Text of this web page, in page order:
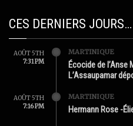
CES DERNIERS JOURS…
AOÛT 5TH
7:31 PM
MARTINIQUE
Écocide de l’Anse
L’Assaupamar
AOÛT 5TH
7:16 PM
MARTINIQUE
Hermann Rose -